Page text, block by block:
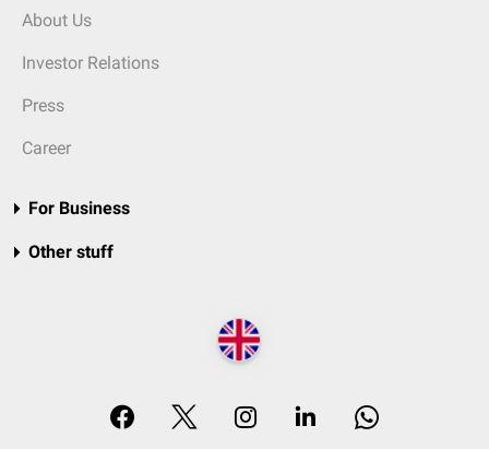
About Us
Investor Relations
Press
Career
For Business
Other stuff